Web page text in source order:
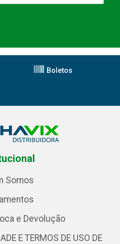
Boletos
Somos
e Devolução
E TERMOS DE USO DE